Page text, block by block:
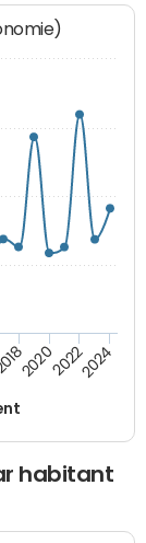
202020222024
habitant